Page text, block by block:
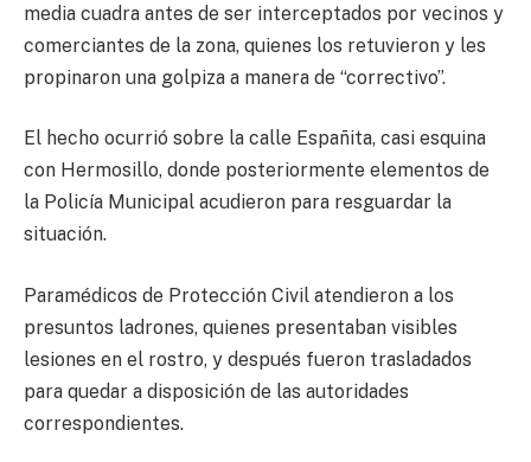
media cuadra antes de ser interceptados por vecinos y
comerciantes de la zona, quienes los retuvieron y les
propinaron una golpiza a manera de “correctivo”.
El hecho ocurrió sobre la calle Españita, casi esquina
con Hermosillo, donde posteriormente elementos de
la Policía Municipal acudieron para resguardar la
situación.
Paramédicos de Protección Civil atendieron a los
presuntos ladrones, quienes presentaban visibles
lesiones en el rostro, y después fueron trasladados
para quedar a disposición de las autoridades
correspondientes.